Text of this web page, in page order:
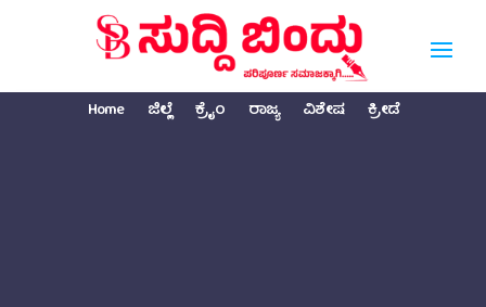
Home ಜಿಲ್ಲೆ ಕ್ರೈಂ ರಾಜ್ಯ ವಿಶೇಷ ಕ್ರೀಡೆ